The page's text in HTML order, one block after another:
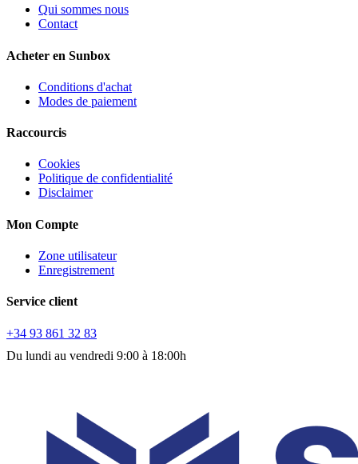
Qui sommes nous
Contact
Acheter en Sunbox
Conditions d'achat
Modes de paiement
Raccourcis
Cookies
Politique de confidentialité
Disclaimer
Mon Compte
Zone utilisateur
Enregistrement
Service client
+34 93 861 32 83
Du lundi au vendredi 9:00 à 18:00h